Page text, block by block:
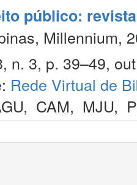
público:
Millennium,
n. 3, p. 39–49,
Rede Virtual de
, CAM, MJU,